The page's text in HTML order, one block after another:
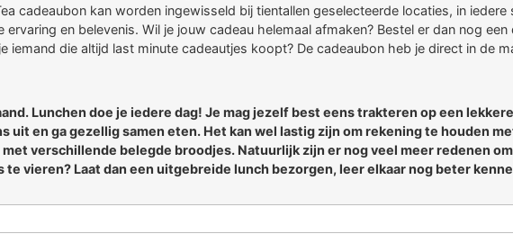
cadeaubon kan worden ingewisseld bij tientallen geselecteerde locaties, in
en belevenis. Wil je jouw cadeau helemaal afmaken? Bestel er dan nog
iemand die altijd last minute cadeautjes koopt? De cadeaubon heb je direct in de
Lunchen doe je iedere dag! Je mag jezelf best eens trakteren op een
uit en ga gezellig samen eten. Het kan wel lastig zijn om rekening te houden
met verschillende belegde broodjes. Natuurlijk zijn er nog veel meer redenen
te vieren? Laat dan een uitgebreide lunch bezorgen, leer elkaar nog beter